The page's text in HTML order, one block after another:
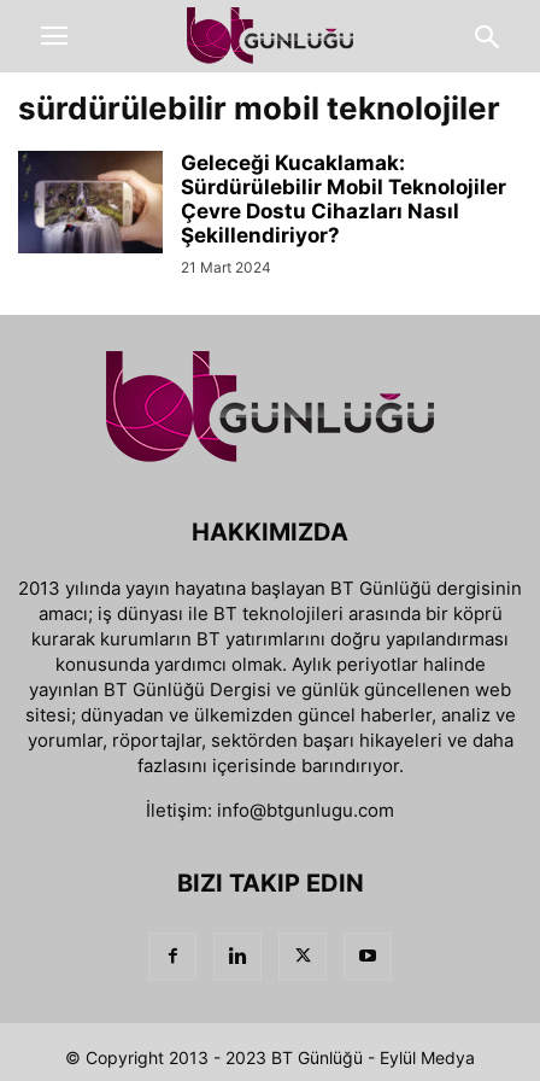
sürdürülebilir mobil teknolojiler
Geleceği Kucaklamak:
Sürdürülebilir Mobil Teknolojiler
Çevre Dostu Cihazları Nasıl
Şekillendiriyor?
21 Mart 2024
HAKKIMIZDA
2013 yılında yayın hayatına başlayan BT Günlüğü dergisinin
amacı; iş dünyası ile BT teknolojileri arasında bir köprü
kurarak kurumların BT yatırımlarını doğru yapılandırması
konusunda yardımcı olmak. Aylık periyotlar halinde
yayınlan BT Günlüğü Dergisi ve günlük güncellenen web
sitesi; dünyadan ve ülkemizden güncel haberler, analiz ve
yorumlar, röportajlar, sektörden başarı hikayeleri ve daha
fazlasını içerisinde barındırıyor.
İletişim: info@btgunlugu.com
BIZI TAKIP EDIN
© Copyright 2013 - 2023 BT Günlüğü - Eylül Medya